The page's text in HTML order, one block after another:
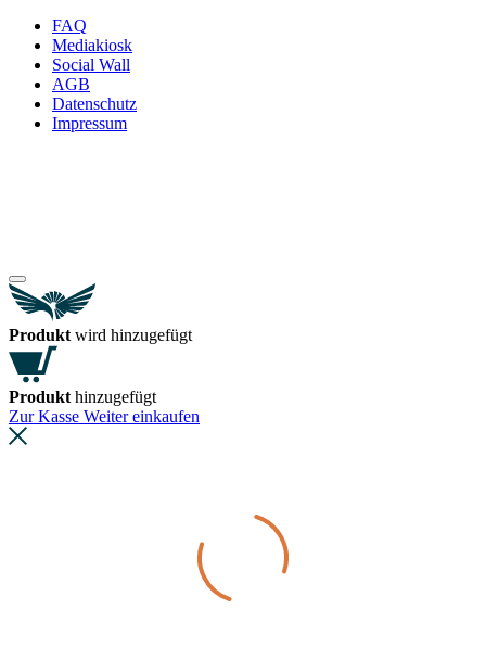
FAQ
Mediakiosk
Social Wall
AGB
Datenschutz
Impressum
Produkt wird hinzugefügt
Produkt hinzugefügt
Zur Kasse Weiter einkaufen